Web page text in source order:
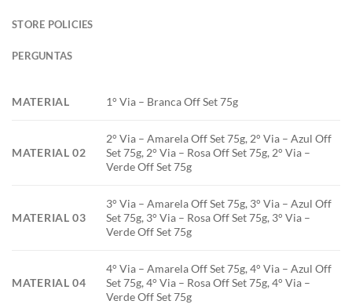
STORE POLICIES
PERGUNTAS
MATERIAL 1° Via – Branca Off Set 75g
MATERIAL 02
2° Via – Amarela Off Set 75g, 2° Via – Azul Off
Set 75g, 2° Via – Rosa Off Set 75g, 2° Via –
Verde Off Set 75g
MATERIAL 03
3° Via – Amarela Off Set 75g, 3° Via – Azul Off
Set 75g, 3° Via – Rosa Off Set 75g, 3° Via –
Verde Off Set 75g
MATERIAL 04
4° Via – Amarela Off Set 75g, 4° Via – Azul Off
Set 75g, 4° Via – Rosa Off Set 75g, 4° Via –
Verde Off Set 75g